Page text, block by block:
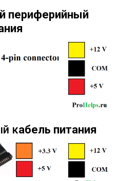
периферийный
кабель питания